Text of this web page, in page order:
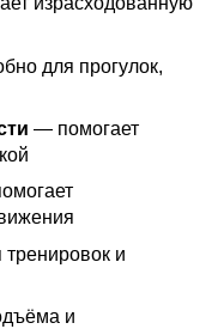
для прогулок,
— помогает
и
и